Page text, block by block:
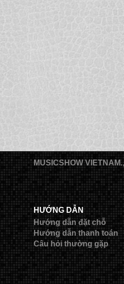
MUSICSHOW VIETNAM.,
HƯỚNG DẪN
Hướng dẫn đặt chỗ
Hướng dẫn thanh toán
Câu hỏi thường gặp